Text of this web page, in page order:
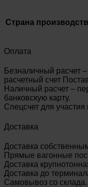
Страна
Оплата
Безналичный расчет
расчетный счет
Наличный расчет –
банковскую карту.
Спецсчет для
Доставка
Доставка
Прямые вагонные
Доставка
Доставка до
Самовывоз со склада.